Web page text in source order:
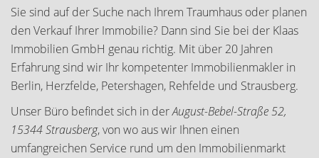
Sie sind auf der Suche nach Ihrem Traumhaus oder planen
den Verkauf Ihrer Immobilie? Dann sind Sie bei der Klaas
Immobilien GmbH genau richtig. Mit über 20 Jahren
Erfahrung sind wir Ihr kompetenter Immobilienmakler in
Berlin, Herzfelde, Petershagen, Rehfelde und Strausberg.
Unser Büro befindet sich in derAugust-Bebel-Straße 52,
15344 Strausberg, von wo aus wir Ihnen einen
umfangreichen Service rund um den Immobilienmarkt